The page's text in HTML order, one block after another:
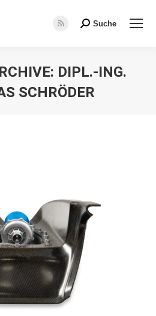
RSS
in
new
Search:
Suche
DIPL.-ING.
SCHRÖDER